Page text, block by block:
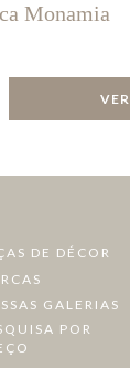
Monamia
DE DÉCOR
GALERIAS
POR